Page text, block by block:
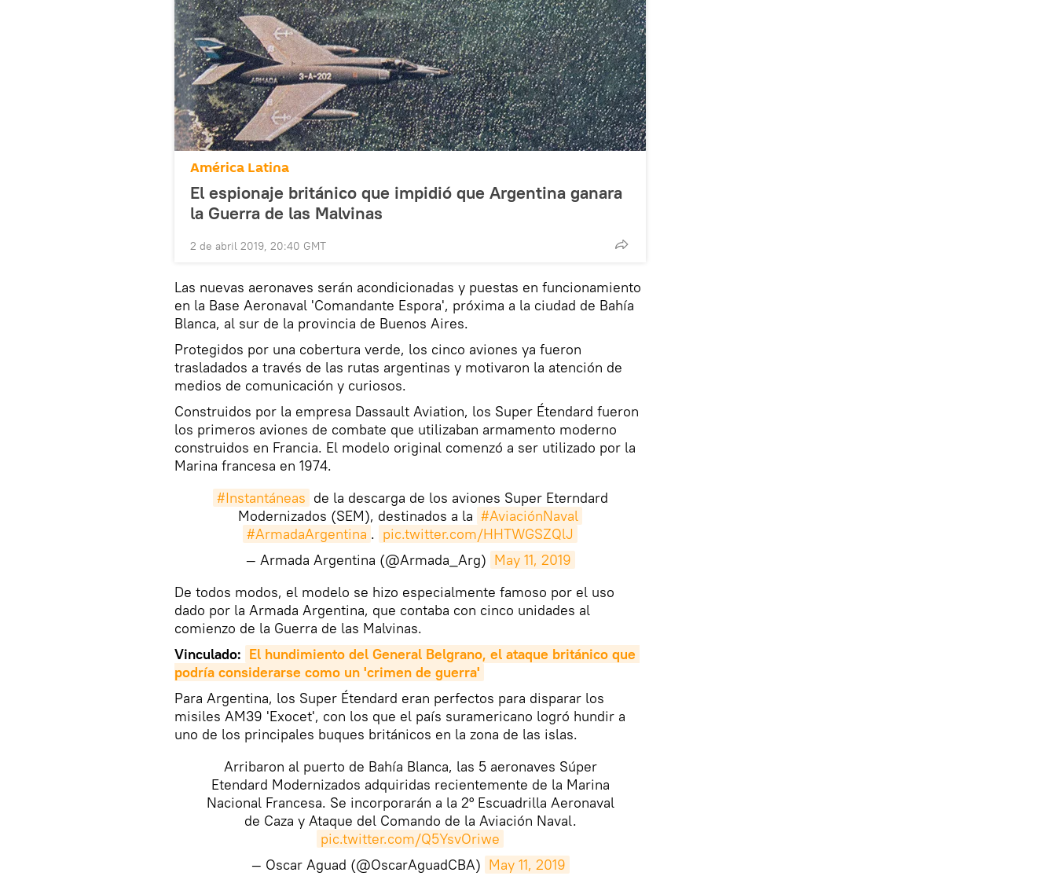
América Latina
El espionaje británico que impidió que Argentina ganara
la Guerra de las Malvinas
2 de abril 2019, 20:40 GMT
Las nuevas aeronaves serán acondicionadas y puestas en funcionamiento
en la Base Aeronaval 'Comandante Espora', próxima a la ciudad de Bahía
Blanca, al sur de la provincia de Buenos Aires.
Protegidos por una cobertura verde, los cinco aviones ya fueron
trasladados a través de las rutas argentinas y motivaron la atención de
medios de comunicación y curiosos.
Construidos por la empresa Dassault Aviation, los Super Étendard fueron
los primeros aviones de combate que utilizaban armamento moderno
construidos en Francia. El modelo original comenzó a ser utilizado por la
Marina francesa en 1974.
#Instantáneas de la descarga de los aviones Super Eterndard
Modernizados (SEM), destinados a la #AviaciónNaval
#ArmadaArgentina . pic.twitter.com/HHTWGSZQlJ
— Armada Argentina (@Armada_Arg) May 11, 2019
​De todos modos, el modelo se hizo especialmente famoso por el uso
dado por la Armada Argentina, que contaba con cinco unidades al
comienzo de la Guerra de las Malvinas.
Vinculado: El hundimiento del General Belgrano, el ataque británico que
podría considerarse como un 'crimen de guerra'
Para Argentina, los Super Étendard eran perfectos para disparar los
misiles AM39 'Exocet', con los que el país suramericano logró hundir a
uno de los principales buques británicos en la zona de las islas.
Arribaron al puerto de Bahía Blanca, las 5 aeronaves Súper
Etendard Modernizados adquiridas recientemente de la Marina
Nacional Francesa. Se incorporarán a la 2° Escuadrilla Aeronaval
de Caza y Ataque del Comando de la Aviación Naval.
pic.twitter.com/Q5YsvOriwe
— Oscar Aguad (@OscarAguadCBA) May 11, 2019